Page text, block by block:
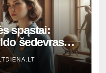
spąstai:
šedevras
nei bet